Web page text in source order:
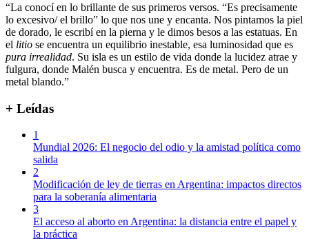
“La conocí en lo brillante de sus primeros versos. “Es precisamente
lo excesivo/ el brillo” lo que nos une y encanta. Nos pintamos la piel
de dorado, le escribí en la pierna y le dimos besos a las estatuas. En
el litio se encuentra un equilibrio inestable, esa luminosidad que es
pura irrealidad. Su isla es un estilo de vida donde la lucidez atrae y
fulgura, donde Malén busca y encuentra. Es de metal. Pero de un
metal blando.”
+ Leídas
1
Mundial 2026: El negocio del odio y la amistad política como
salida
2
Modificación de ley de tierras en Argentina: impactos directos
para la soberanía alimentaria
3
El acceso al aborto en Argentina: la distancia entre el papel y
la práctica